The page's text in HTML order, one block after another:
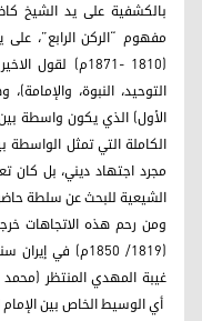
مفهوم “الركن الرابع”،
(1810 -1871م)
التوحيد، النبوة،
الأول) الذي يكون واسطة
الكاملة التي تمثل الواسطة
مجرد اجتهاد ديني، بل كان
الشيعية للبحث عن سلطة
ومن رحم هذه الاتجاهات
غيبة المهدي المنتظر
أي الوسيط الخاص بين الإمام